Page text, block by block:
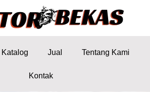
Katalog Jual Tentang Kami
Kontak